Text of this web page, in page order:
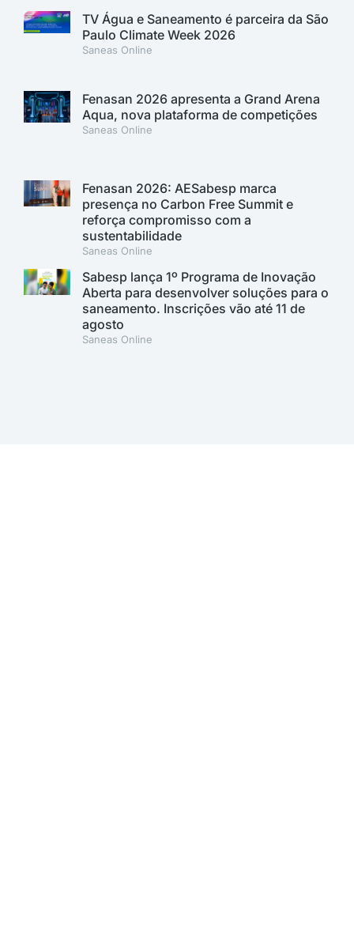
TV Água e Saneamento é parceira da São
Paulo Climate Week 2026
Saneas Online
Fenasan 2026 apresenta a Grand Arena
Aqua, nova plataforma de competições
Saneas Online
Fenasan 2026: AESabesp marca
presença no Carbon Free Summit e
reforça compromisso com a
sustentabilidade
Saneas Online
Sabesp lança 1º Programa de Inovação
Aberta para desenvolver soluções para o
saneamento. Inscrições vão até 11 de
agosto
Saneas Online